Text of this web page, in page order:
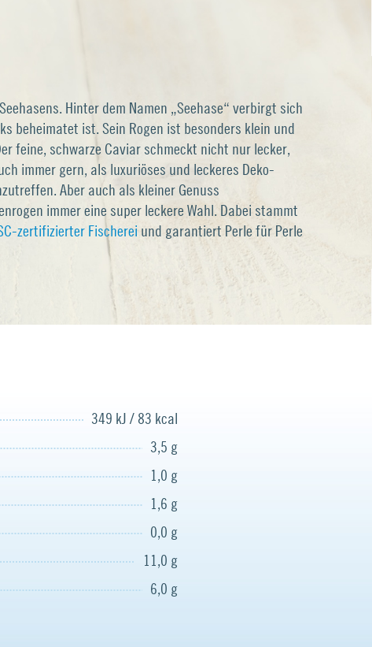
Hinter dem Namen „Seehase“ verbirgt sich
beheimatet ist. Sein Rogen ist besonders klein und
feine, schwarze Caviar schmeckt nicht nur lecker,
immer gern, als luxuriöses und leckeres Deko-
Aber auch als kleiner Genuss
immer eine super leckere Wahl. Dabei stammt
zertifizierter Fischerei und garantiert Perle für Perle
349 kJ / 83 kcal
3,5 g
1,0 g
1,6 g
0,0 g
11,0 g
6,0 g